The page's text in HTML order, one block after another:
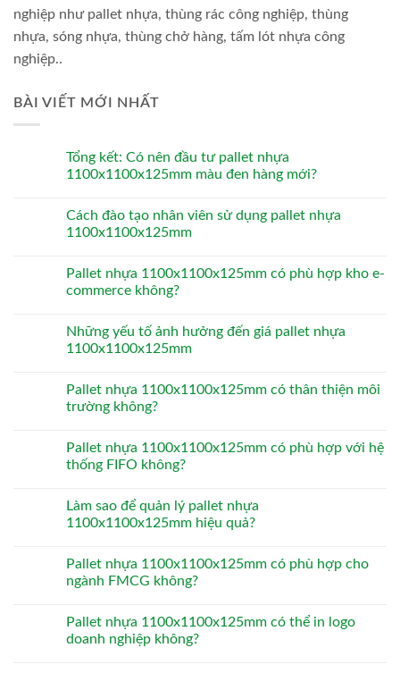
nghiệp như pallet nhựa, thùng rác công nghiệp, thùng
nhựa, sóng nhựa, thùng chở hàng, tấm lót nhựa công
nghiệp..
BÀI VIẾT MỚI NHẤT
Tổng kết: Có nên đầu tư pallet nhựa
1100x1100x125mm màu đen hàng mới?
Cách đào tạo nhân viên sử dụng pallet nhựa
1100x1100x125mm
Pallet nhựa 1100x1100x125mm có phù hợp kho e-
commerce không?
Những yếu tố ảnh hưởng đến giá pallet nhựa
1100x1100x125mm
Pallet nhựa 1100x1100x125mm có thân thiện môi
trường không?
Pallet nhựa 1100x1100x125mm có phù hợp với hệ
thống FIFO không?
Làm sao để quản lý pallet nhựa
1100x1100x125mm hiệu quả?
Pallet nhựa 1100x1100x125mm có phù hợp cho
ngành FMCG không?
Pallet nhựa 1100x1100x125mm có thể in logo
doanh nghiệp không?